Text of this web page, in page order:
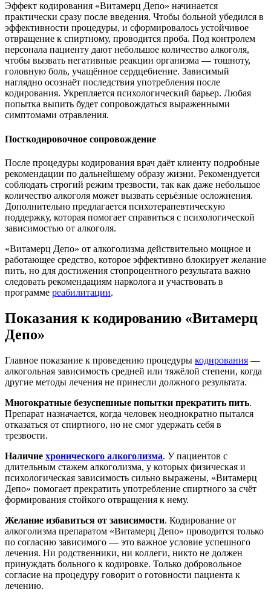
Эффект кодирования «Витамерц Депо» начинается
практически сразу после введения. Чтобы больной убедился в
эффективности процедуры, и сформировалось устойчивое
отвращение к спиртному, проводится проба. Под контролем
персонала пациенту дают небольшое количество алкоголя,
чтобы вызвать негативные реакции организма — тошноту,
головную боль, учащённое сердцебиение. Зависимый
наглядно осознаёт последствия употребления после
кодирования. Укрепляется психологический барьер. Любая
попытка выпить будет сопровождаться выраженными
симптомами отравления.
Посткодировочное сопровождение
После процедуры кодирования врач даёт клиенту подробные
рекомендации по дальнейшему образу жизни. Рекомендуется
соблюдать строгий режим трезвости, так как даже небольшое
количество алкоголя может вызвать серьёзные осложнения.
Дополнительно предлагается психотерапевтическую
поддержку, которая помогает справиться с психологической
зависимостью от алкоголя.
«Витамерц Депо» от алкоголизма действительно мощное и
работающее средство, которое эффективно блокирует желание
пить, но для достижения стопроцентного результата важно
следовать рекомендациям нарколога и участвовать в
программе реабилитации.
Показания к кодированию «Витамерц
Депо»
Главное показание к проведению процедуры кодирования —
алкогольная зависимость средней или тяжёлой степени, когда
другие методы лечения не принесли должного результата.
Многократные безуспешные попытки прекратить пить.
Препарат назначается, когда человек неоднократно пытался
отказаться от спиртного, но не смог удержать себя в
трезвости.
Наличие хронического алкоголизма. У пациентов с
длительным стажем алкоголизма, у которых физическая и
психологическая зависимость сильно выражены, «Витамерц
Депо» помогает прекратить употребление спиртного за счёт
формирования стойкого отвращения к нему.
Желание избавиться от зависимости. Кодирование от
алкоголизма препаратом «Витамерц Депо» проводится только
по согласию зависимого — это важное условие успешного
лечения. Ни родственники, ни коллеги, никто не должен
принуждать больного к кодировке. Только добровольное
согласие на процедуру говорит о готовности пациента к
лечению.